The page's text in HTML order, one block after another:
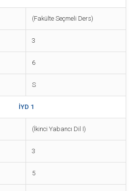
(Fakülte Seçmeli Ders)
3
6
S
İYD 1
(İkinci Yabancı Dil I)
3
5